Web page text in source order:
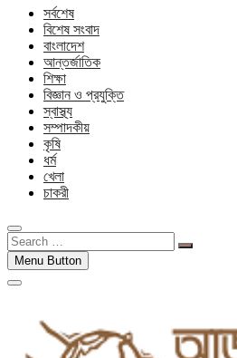
সর্বশেষ
বিশেষ সংবাদ
বাংলাদেশ
আন্তর্জাতিক
শিক্ষা
বিজ্ঞান ও প্রযুক্তি
স্বাস্থ্য
সম্পাদকীয়
কৃষি
ধর্ম
খেলা
চাকরী
Search
…Menu Button